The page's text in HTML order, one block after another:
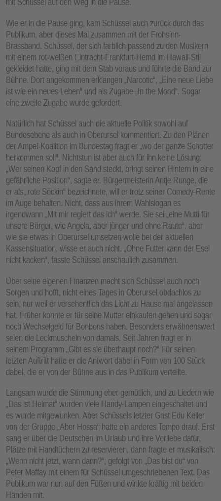
Wie er in die Pause ging, kam Schüssel auch zurück durch das
Publikum, aber dieses Mal zusammen mit der Frohsinn-
Brassband. Schüssel, der sich farblich passend zu den Musikern
mit einem rot-weißen Eintracht-Frankfurt-Hemd im Hawaii-Stil
gekleidet hatte, ging mit dem Stab voraus und führte die Band zur
Bühne. Dort angekommen erklangen „Narcotic“, „Eine neue Liebe
ist wie ein neues Leben“ und als Zugabe „In the Mood“. Sogar
eine zweite Zugabe wurde gefordert.
Natürlich hat Schüssel auch die aktuelle Politik sowohl auf
Bundesebene als auch in Oberursel kommentiert. Zu den Plänen
der Ampel-Koalition im Bundestag fragt er „wo der ganze Schotter
herkommen soll“. Nichtstun ist aber auch für ihn keine Lösung:
„Wer seinen Kopf in den Sand steckt, bringt seinen Hintern in eine
gefährliche Position“, sagte er. Bürgermeisterin Antje Runge, die
er als „rote Söckin“ bezeichnete, will er trotz seiner Comedy-Rente
im Auge behalten. Nicht, dass aus ihrem Wahlslogan es
irgendwann „Mit mir regiert das ich“ werde. Sie sei „eine Mutti für
unsere Bürger, wie Angela, aber jünger und ohne Raute“, aber
wie sie etwas in Oberursel umsetzen wolle bei der aktuellen
Kassensituation, wisse er auch nicht. „Ohne Futter kann der Esel
nicht kacken“, fasste Schüssel anschaulich zusammen.
Über seine eigenen Finanzen macht sich Schüssel auch noch
Sorgen und hofft, nicht eines Tages in Oberursel obdachlos zu
sein, nur weil er versehentlich das Licht zu Hause mal angelassen
hat. Früher konnte er für seine Mutter einkaufen gehen und sogar
noch Wechselgeld für Bonbons haben. Besonders erwähnenswert
seien die Leckmuscheln von damals. Seit Jahren fragt er in
seinem Programm „Gibt es sie überhaupt noch?“ Für seinen
letzten Auftritt hatte er die Antwort dabei in Form von 100 Stück
dabei, die er von der Bühne aus in das Publikum verteilte.
Langsam wurde die Stimmung eher gemütlich, und zu Liedern wie
„Das ist Heimat“ wurden viele Handy-Lampen eingeschaltet und
es wurde mitgewunken. Aber Schüssels letzter Gast Edu Keller
von der Gruppe „Aber Hossa“ hatte ein anderes Tempo drauf. Erst
sang er über die Deutschen im Urlaub und ihre Vorliebe dafür,
Plätze mit Handtüchern zu reservieren, dann fragte er musikalisch:
„Wenn nicht jetzt, wann dann?“, gefolgt von „Das bist du“ von
Peter Maffay mit einem für Schüssel umgeschriebenen Text. Das
Publikum war nun auf den Füßen und winkte kräftig mit beiden
Händen mit.